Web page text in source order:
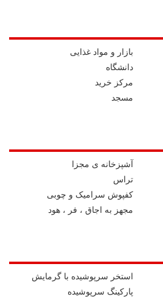
بازار و مواد غذایی
دانشگاه
مرکز خرید
مسجد
آشپزخانه ی مجزا
تراس
کفپوش سرامیک و چوبی
مجهز به اجاق ، فر ، هود
استخر سرپوشیده با گرمایش
پارکینگ سرپوشیده